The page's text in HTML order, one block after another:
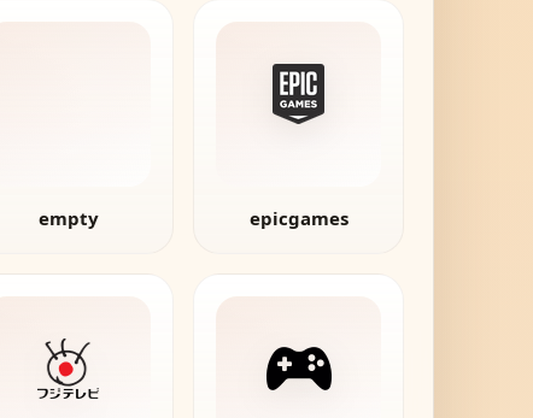
empty epicgames